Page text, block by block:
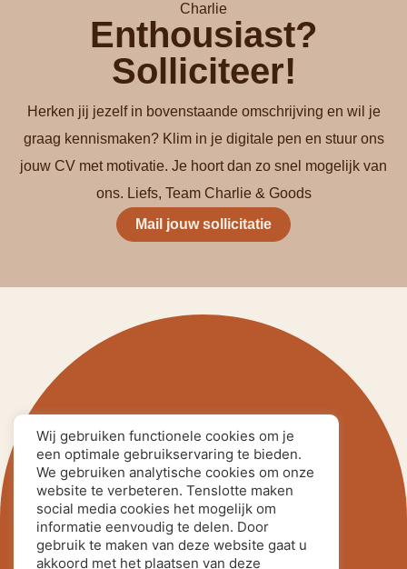
Charlie
Enthousiast?
Solliciteer!
Herken jij jezelf in bovenstaande omschrijving en wil je
graag kennismaken? Klim in je digitale pen en stuur ons
jouw CV met motivatie. Je hoort dan zo snel mogelijk van
ons. Liefs, Team Charlie & Goods
Mail jouw sollicitatie
inNijmegen
Loop eens binnen
Marikenstraat 63
6511 PX Nijmegen
024 – 663 4144
Wij gebruiken functionele cookies om je
een optimale gebruikservaring te bieden.
We gebruiken analytische cookies om onze
website te verbeteren. Tenslotte maken
social media cookies het mogelijk om
informatie eenvoudig te delen. Door
gebruik te maken van deze website gaat u
akkoord met het plaatsen van deze